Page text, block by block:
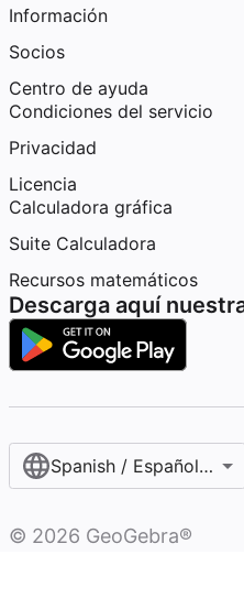
Información
Socios
Centro de ayuda
Condiciones del servicio
Privacidad
Licencia
Calculadora gráfica
Suite Calculadora
Recursos matemáticos
Descarga aquí
Spanish / Español
© 2026 GeoGebra®